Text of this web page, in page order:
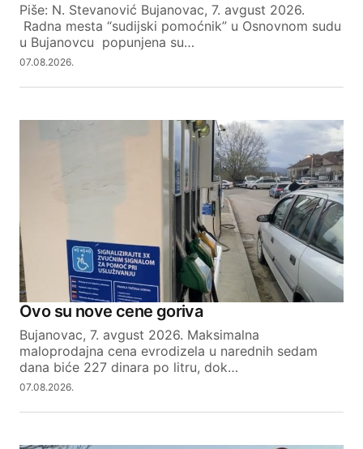
Piše: N. Stevanović Bujanovac, 7. avgust 2026.
Radna mesta “sudijski pomoćnik” u Osnovnom sudu
u Bujanovcu popunjena su…
07.08.2026.
Ovo su nove cene goriva
Bujanovac, 7. avgust 2026. Maksimalna
maloprodajna cena evrodizela u narednih sedam
dana biće 227 dinara po litru, dok…
07.08.2026.